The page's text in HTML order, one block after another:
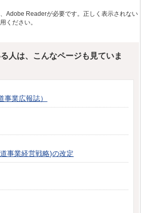
Adobe Readerが必要です。正しく表示されない
ください。
人は、こんなページも見ていま
事業広報誌）
事業経営戦略)の改定